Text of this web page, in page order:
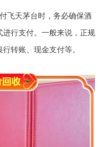
飞天茅台时，务必确保酒
行支付。一般来说，正规
转账、现金支付等。